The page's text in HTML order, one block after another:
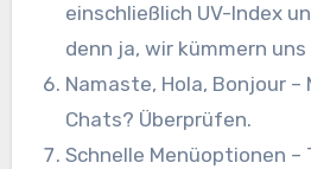
einschließlich UV-Index
denn ja, wir kümmern uns
Namaste, Hola, Bonjour –
Chats? Überprüfen.
Schnelle Menüoptionen –